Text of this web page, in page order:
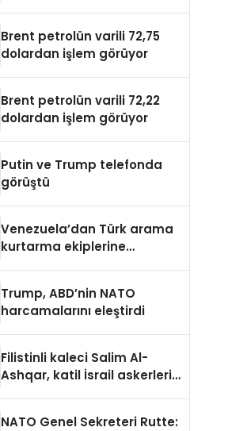
Brent petrolün varili 72,75
dolardan işlem görüyor
Brent petrolün varili 72,22
dolardan işlem görüyor
Putin ve Trump telefonda
görüştü
Venezuela’dan Türk arama
kurtarma ekiplerine
Trump, ABD’nin NATO
harcamalarını eleştirdi
Filistinli kaleci Salim Al-
Ashqar, katil İsrail askerleri
NATO Genel Sekreteri Rutte: